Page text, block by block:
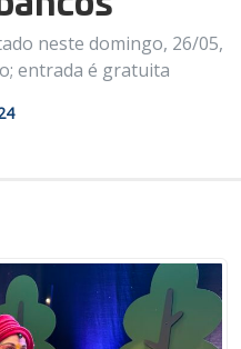
neste domingo, 26/05,
entrada é gratuita